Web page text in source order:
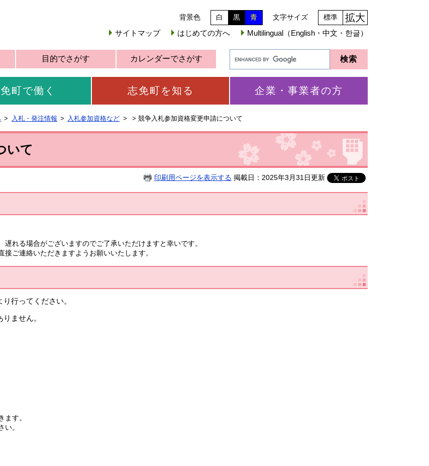
背景色 白 黒 青 文字サイズ 標準 拡大
サイトマップ はじめての方へ Multilingual（English・中文・한글）
目的でさがす カレンダーでさがす
町で働く 志免町を知る 企業・事業者の方
入札・発注情報 入札参加資格など > 競争入札参加資格変更申請について
いて
印刷用ページを表示する 掲載日：2025年3月31日更新
れる場合がございますのでご了承いただけますと幸いです。
ご連絡いただきますようお願いいたします。
行ってください。
ません。
す。
い。